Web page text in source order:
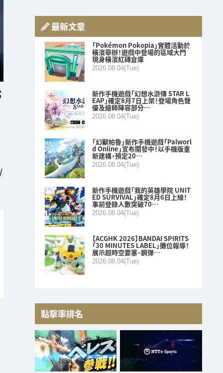
最新文章
「Pokémon Pokopia」實體活動於
橫濱舉辦！遊戲中登場的區域大門
現身橫濱紅磚倉庫
2026.08.04(Tue)
新作手機遊戲「幻想水滸傳 STAR L
EAP」確定8月7日上架！登場角色聲
優及繪師陣容部分…
2026.08.04(Tue)
「幻獸帕魯」新作手機遊戲「Palworl
d Online」宣布開發中！以手機版重
新建構，預定20…
2026.08.04(Tue)
新作手機遊戲「我的英雄學院 UNIT
ED SURVIVAL」確定8月6日上線！
事前登錄人數突破70…
2026.08.04(Tue)
【ACGHK 2026】BANDAI SPIRITS
「30 MINUTES LABEL」攤位報導！
展示超時空要塞、鋼彈…
2026.08.04(Tue)
點擊率排名